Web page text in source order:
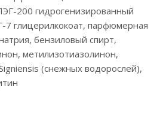
200 гидрогенизированный
7 глицерилкокоат, парфюмерная
бензиловый спирт,
метилизотиазолинон,
(снежных водорослей),